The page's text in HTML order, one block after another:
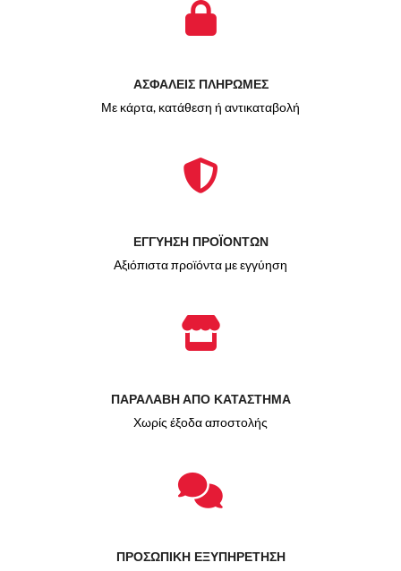
ΑΣΦΑΛΕΙΣ ΠΛΗΡΩΜΕΣ
Με κάρτα, κατάθεση ή αντικαταβολή
ΕΓΓΥΗΣΗ ΠΡΟΪΟΝΤΩΝ
Αξιόπιστα προϊόντα με εγγύηση
ΠΑΡΑΛΑΒΗ ΑΠΟ ΚΑΤΑΣΤΗΜΑ
Χωρίς έξοδα αποστολής
ΠΡΟΣΩΠΙΚΗ ΕΞΥΠΗΡΕΤΗΣΗ